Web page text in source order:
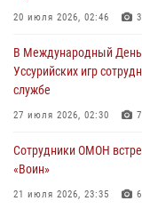
В День Крещения Руси
ходом
28 июля 2026, 10:29 3
Росгвардейцы в
28 июля 2026, 05:39
В Международный День
20 июля 2026, 02:46 3
В Международный День
Уссурийских игр
службе
27 июля 2026, 02:30 7
Сотрудники ОМОН
«Воин»
21 июля 2026, 23:35 6